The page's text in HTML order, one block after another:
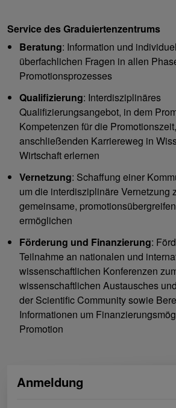
Service des Graduiertenzentrums
Beratung: Information und
überfachlichen Fragen in allen
Promotionsprozesses
Qualifizierung: Interdisziplinäres
Qualifizierungsangebot, in dem
Kompetenzen für die
anschließenden Karriereweg in
Wirtschaft erlernen
Vernetzung: Schaffung einer
um die interdisziplinäre Vernetzung
gemeinsame,
ermöglichen
Förderung und Finanzierung:
Teilnahme an nationalen und
wissenschaftlichen Konferenzen
wissenschaftlichen Austausches
der Scientific Community sowie
Informationen um
Promotion
Anmeldung